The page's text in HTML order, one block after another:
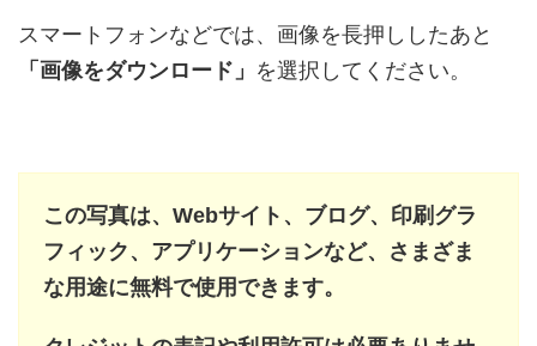
スマートフォンなどでは、画像を長押ししたあと
「画像をダウンロード」 を選択してください。
この写真は、Webサイト、ブログ、印刷グラ
フィック、アプリケーションなど、さまざま
な用途に無料で使用できます。